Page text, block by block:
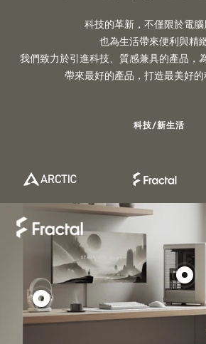
科技的革新，不僅限於電腦
也為生活帶來便利與精緻
我們致力於引進科技、質感兼具的產品，
帶來最好的產品，打造最美好的
科技/新生活
Show
product
Show
Epoch